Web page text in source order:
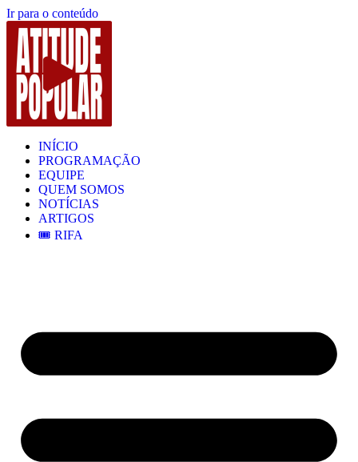
Ir para o conteúdo
INÍCIO
PROGRAMAÇÃO
EQUIPE
QUEM SOMOS
NOTÍCIAS
ARTIGOS
🎟️ RIFA